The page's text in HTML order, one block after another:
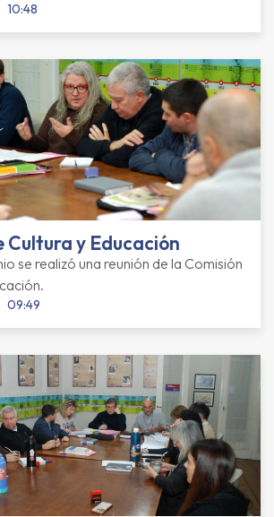
10:48
Cultura y Educación
se realizó una reunión de la Comisión
09:49